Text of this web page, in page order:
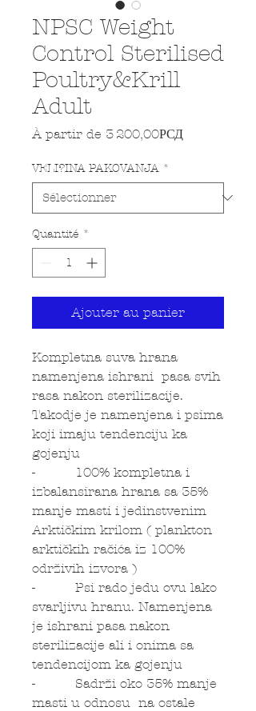
NPSC Weight
Control Sterilised
Poultry&Krill
Adult
À partir de 3 200,00РСДPrix
VELI?INA PAKOVANJA *
Quantité *
Ajouter au panier
Kompletna suva hrana
namenjena ishrani pasa svih
rasa nakon sterilizacije.
Takodje je namenjena i psima
koji imaju tendenciju ka
gojenju
- 100% kompletna i
izbalansirana hrana sa 35%
manje masti i jedinstvenim
Arktičkim krilom ( plankton
arktičkih račića iz 100%
održivih izvora )
- Psi rado jedu ovu lako
svarljivu hranu. Namenjena
je ishrani pasa nakon
sterilizacije ali i onima sa
tendencijom ka gojenju
- Sadrži oko 35% manje
masti u odnosu na ostale